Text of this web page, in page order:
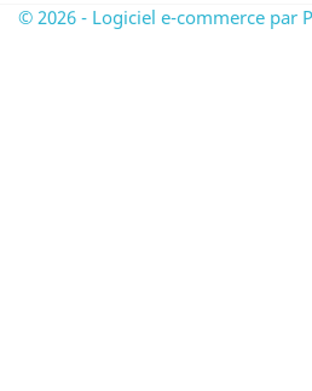
© 2026 - Logiciel e-commerce par